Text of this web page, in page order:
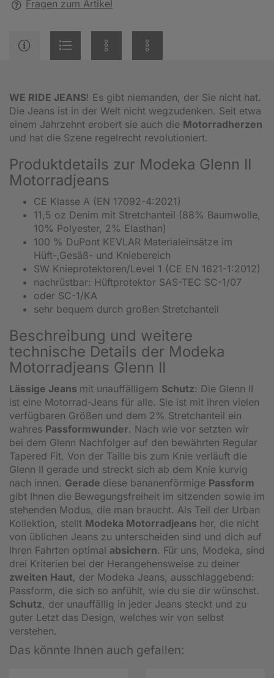
Fragen zum Artikel
WE RIDE JEANS! Es gibt niemanden, der Sie nicht hat.
Die Jeans ist in der Welt nicht wegzudenken. Seit etwa
einem Jahrzehnt erobert sie auch die Motorradherzen
und hat die Szene regelrecht revolutioniert.
Produktdetails zur Modeka Glenn II
Motorradjeans
CE Klasse A (EN 17092-4:2021)
11,5 oz Denim mit Stretchanteil (88% Baumwolle,
10% Polyester, 2% Elasthan)
100 % DuPont KEVLAR Materialeinsätze im
Hüft-,Gesäß- und Kniebereich
SW Knieprotektoren/Level 1 (CE EN 1621-1:2012)
nachrüstbar: Hüftprotektor SAS-TEC SC-1/07
oder SC-1/KA
sehr bequem durch großen Stretchanteil
Beschreibung und weitere
technische Details der Modeka
Motorradjeans Glenn II
Lässige Jeans mit unauffälligem Schutz: Die Glenn II
ist eine Motorrad-Jeans für alle. Sie ist mit ihren vielen
verfügbaren Größen und dem 2% Stretchanteil ein
wahres Passformwunder. Nach wie vor setzten wir
bei dem Glenn Nachfolger auf den bewährten Regular
Tapered Fit. Von der Taille bis zum Knie verläuft die
Glenn II gerade und streckt sich ab dem Knie kurvig
nach innen. Gerade diese bananenförmige Passform
gibt Ihnen die Bewegungsfreiheit im sitzenden sowie im
stehenden Modus, die man braucht. Als Teil der Urban
Kollektion, stellt Modeka Motorradjeans her, die nicht
von üblichen Jeans zu unterscheiden sind und dich auf
Ihren Fahrten optimal absichern. Für uns, Modeka, sind
drei Kriterien bei der Herangehensweise zu deiner
zweiten Haut, der Modeka Jeans, ausschlaggebend:
Passform, die sich so anfühlt, wie du sie dir wünschst.
Schutz, der unauffällig in jeder Jeans steckt und zu
guter Letzt das Design, welches wir von selbst
verstehen.
Das könnte Ihnen auch gefallen: